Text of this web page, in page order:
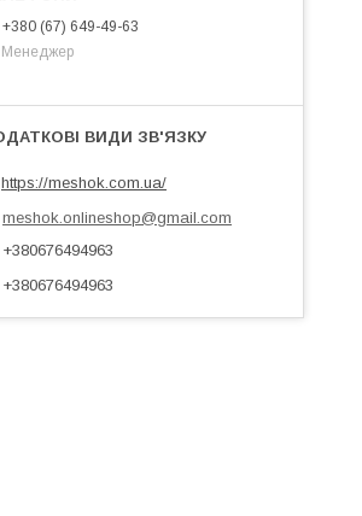
+380 (67) 649-49-63
Менеджер
https://meshok.com.ua/
meshok.onlineshop@gmail.com
+380676494963
+380676494963